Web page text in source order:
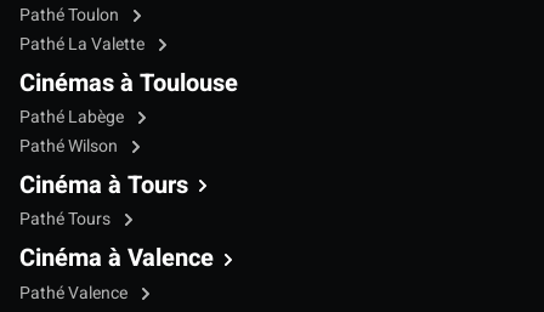
Pathé Toulon
Pathé La Valette
Cinémas à Toulouse
Pathé Labège
Pathé Wilson
Cinéma à Tours
Pathé Tours
Cinéma à Valence
Pathé Valence